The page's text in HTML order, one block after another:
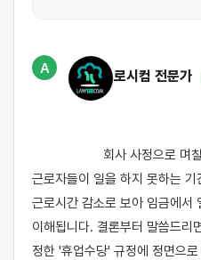
A
로시컴 전문가
근로자들이 일을 하지 못하는
근로시간 감소로 보아 임금에서
이해됩니다. 결론부터 말씀드
정한 '휴업수당' 규정에 정면으